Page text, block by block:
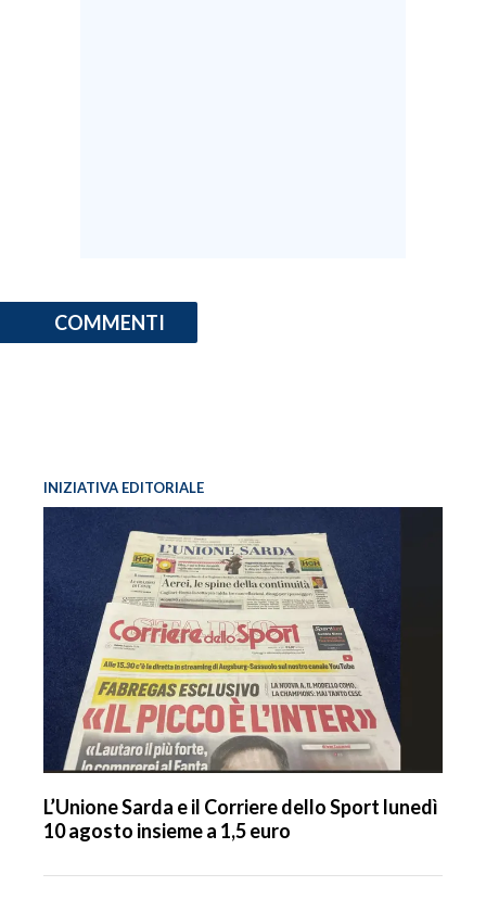
COMMENTI
INIZIATIVA EDITORIALE
L’Unione Sarda e il Corriere dello Sport lunedì
10 agosto insieme a 1,5 euro